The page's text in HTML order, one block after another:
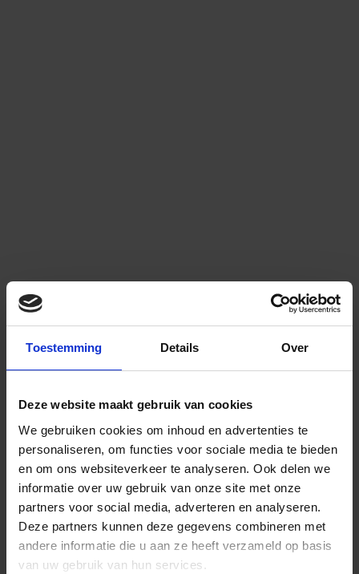
Toestemming Details Over
Deze website maakt gebruik van cookies
We gebruiken cookies om inhoud en advertenties te
personaliseren, om functies voor sociale media te bieden
en om ons websiteverkeer te analyseren. Ook delen we
informatie over uw gebruik van onze site met onze
partners voor social media, adverteren en analyseren.
Deze partners kunnen deze gegevens combineren met
andere informatie die u aan ze heeft verzameld op basis
van uw gebruik van hun services.